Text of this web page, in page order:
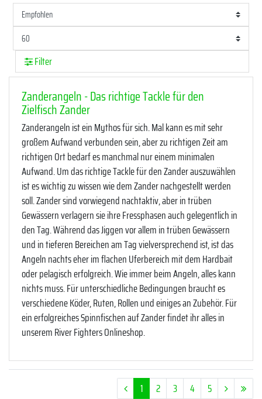
Filter
Zanderangeln - Das richtige Tackle für den
Zielfisch Zander
Zanderangeln ist ein Mythos für sich. Mal kann es mit sehr
großem Aufwand verbunden sein, aber zu richtigen Zeit am
richtigen Ort bedarf es manchmal nur einem minimalen
Aufwand. Um das richtige Tackle für den Zander auszuwählen
ist es wichtig zu wissen wie dem Zander nachgestellt werden
soll. Zander sind vorwiegend nachtaktiv, aber in trüben
Gewässern verlagern sie ihre Fressphasen auch gelegentlich in
den Tag. Während das Jiggen vor allem in trüben Gewässern
und in tieferen Bereichen am Tag vielversprechend ist, ist das
Angeln nachts eher im flachen Uferbereich mit dem Hardbait
oder pelagisch erfolgreich. Wie immer beim Angeln, alles kann
nichts muss. Für unterschiedliche Bedingungen braucht es
verschiedene Köder, Ruten, Rollen und einiges an Zubehör. Für
ein erfolgreiches Spinnfischen auf Zander findet ihr alles in
unserem River Fighters Onlineshop.
1 2 3 4 5